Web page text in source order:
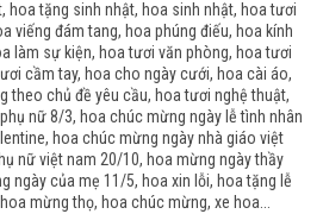
hoa tặng sinh nhật, hoa sinh nhật, hoa tươi
viếng đám tang, hoa phúng điếu, hoa kính
làm sự kiện, hoa tươi văn phòng, hoa tươi
cầm tay, hoa cho ngày cưới, hoa cài áo,
theo chủ đề yêu cầu, hoa tươi nghệ thuật,
nữ 8/3, hoa chúc mừng ngày lễ tình nhân
hoa chúc mừng ngày nhà giáo việt
nữ việt nam 20/10, hoa mừng ngày thầy
ngày của mẹ 11/5, hoa xin lỗi, hoa tặng lễ
mừng thọ, hoa chúc mừng, xe hoa...